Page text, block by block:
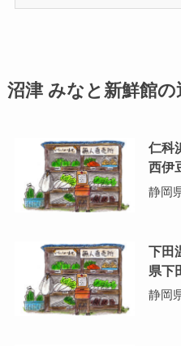
沼津 みなと新鮮館
仁科
西伊
静岡
下田
県下
静岡